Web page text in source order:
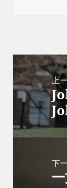
文
章
导
上
上
篇
章
下
下